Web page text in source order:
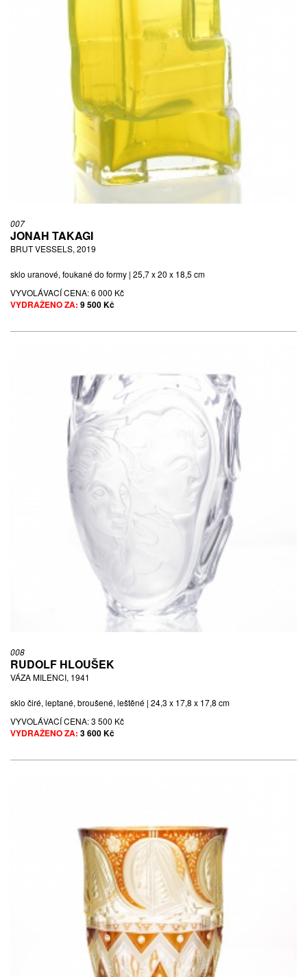
007
JONAH TAKAGI
BRUT VESSELS, 2019
sklo uranové, foukané do formy | 25,7 x 20 x 18,5 cm
VYVOLÁVACÍ CENA:6 000 Kč
VYDRAŽENO ZA: 9 500 Kč
008
RUDOLF HLOUŠEK
VÁZA MILENCI, 1941
sklo čiré, leptané, broušené, leštěné | 24,3 x 17,8 x 17,8 cm
VYVOLÁVACÍ CENA:3 500 Kč
VYDRAŽENO ZA: 3 600 Kč